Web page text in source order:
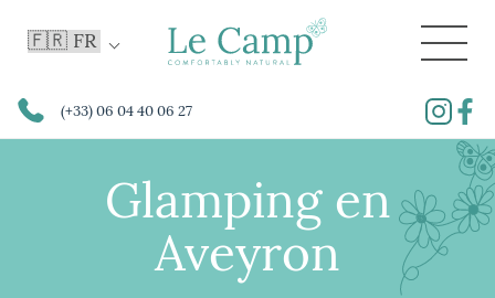
(+33) 06 04 40 06 27
Glamping en
Aveyron